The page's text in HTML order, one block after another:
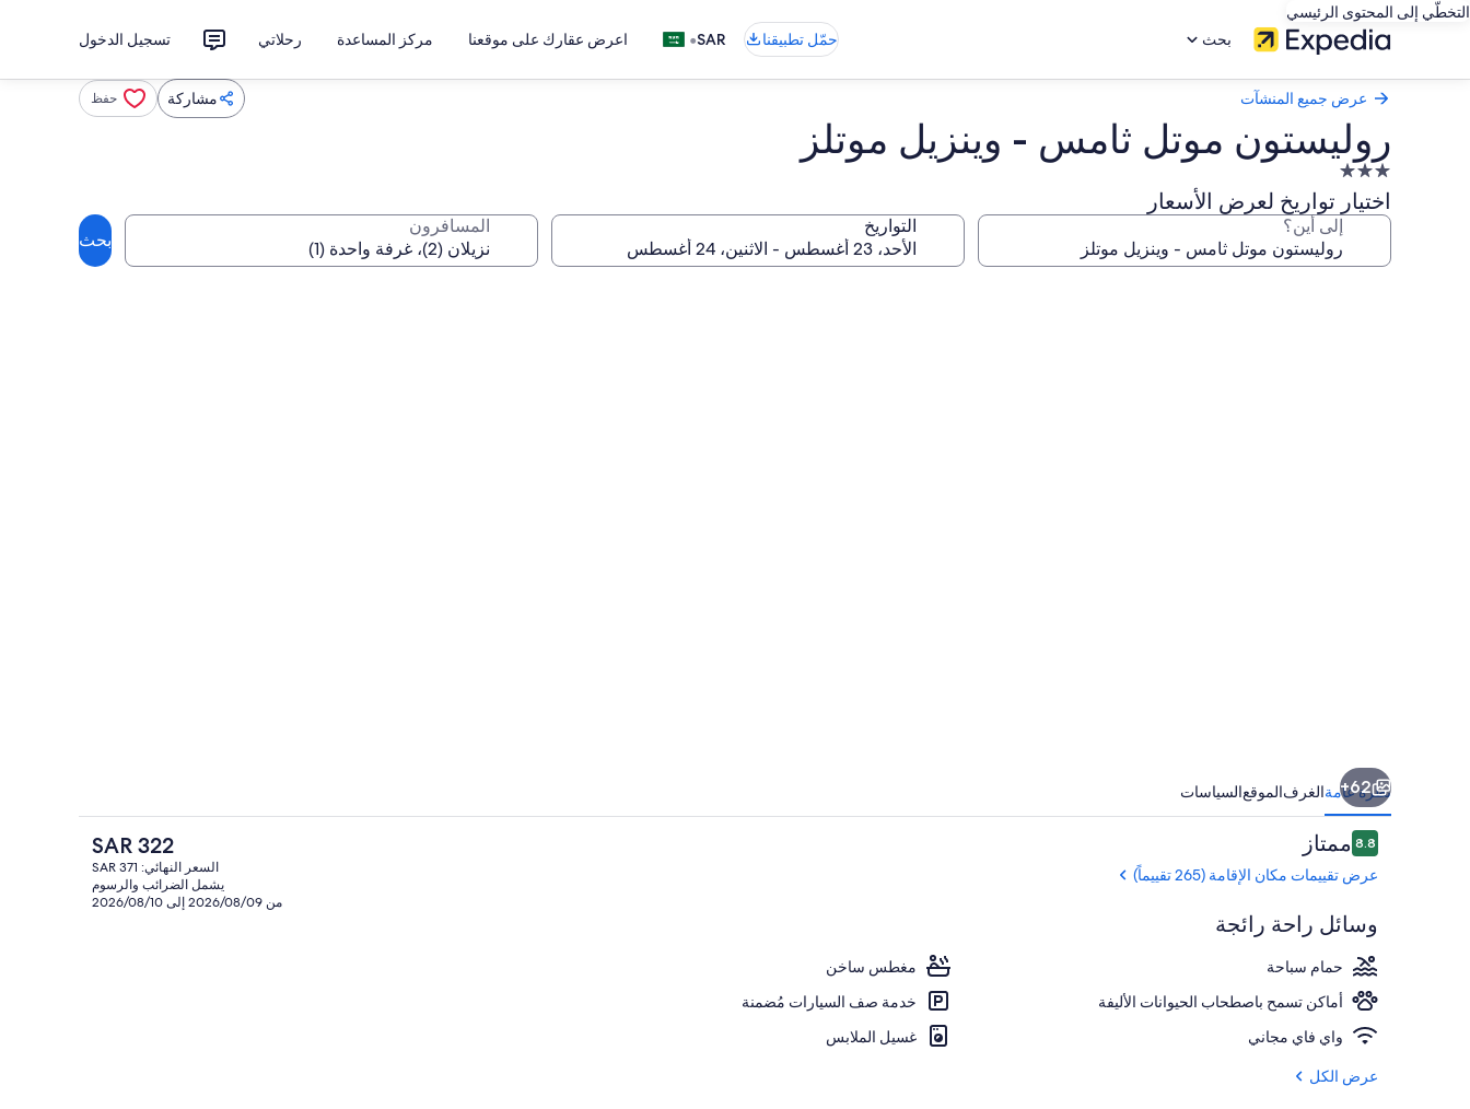
التخطّي إلى المحتوى الرئيسي
بحث
حمّل تطبيقنا SAR
• اعرض عقارك على موقعنا مركز المساعدة رحلاتي تسجيل الدخول
عرض جميع المنشآت مشاركة حفظ
روليستون موتل ثامس - وينزيل موتلز
منشأة
فندقية
مصنفة
3.0
اختيار تواريخ لعرض الأسعار
إلى أين؟ التواريخ المسافرون
بحث
مكواة/لوح كي وواي فاي مجانًا وملاءات
62+
نظرة عامةالغرفالموقعالسياسات
التقييمات
8.88.8 من 10ممتاز
عرض تقييمات مكان الإقامة (265 تقييماً)
وسائل راحة رائجة
حمام سباحة
مغطس ساخن
أماكن تسمح باصطحاب الحيوانات الأليفة
خدمة صف السيارات مُضمنة
واي فاي مجاني
غسيل الملابس
عرض الكل
السعر
الحالي
هو
SAR
SAR 322
السعر النهائي: SAR 371
يشمل الضرائب والرسوم
من 2026/08/09 إلى 2026/08/10